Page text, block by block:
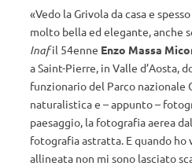
«Vedo la Grivola da casa e
molto bella ed elegante, anche
Inafil 54enne Enzo Massa
a Saint-Pierre, in Valle d’Aosta,
funzionario del Parco nazionale
naturalistica e – appunto –
paesaggio, la fotografia aerea
fotografia astratta. E quando ho
allineata non mi sono lasciato